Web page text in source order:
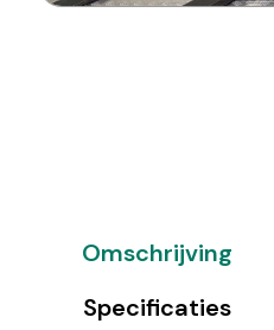
Omschrijving
Specificaties